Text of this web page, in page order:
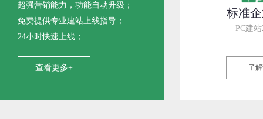
超强营销能力，功能自动升级；
免费提供专业建站上线指导；
24小时快速上线；
查看更多+
标准
PC建
了